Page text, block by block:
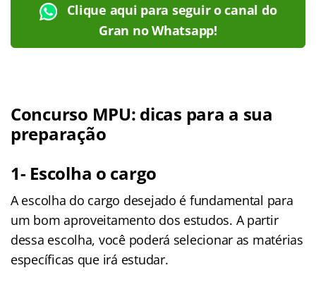
Clique aqui para seguir o canal do
Gran no Whatsapp!
Concurso MPU: dicas para a sua
preparação
1- Escolha o cargo
A escolha do cargo desejado é fundamental para
um bom aproveitamento dos estudos. A partir
dessa escolha, você poderá selecionar as matérias
específicas que irá estudar.